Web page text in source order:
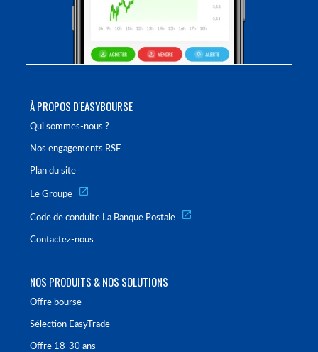
À PROPOS D'EASYBOURSE
Qui sommes-nous ?
Nos engagements RSE
Plan du site
Le Groupe
Code de conduite La Banque Postale
Contactez-nous
NOS PRODUITS & NOS SOLUTIONS
Offre bourse
Sélection EasyTrade
Offre 18-30 ans